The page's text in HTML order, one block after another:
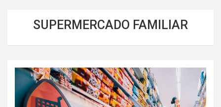
SUPERMERCADO FAMILIAR